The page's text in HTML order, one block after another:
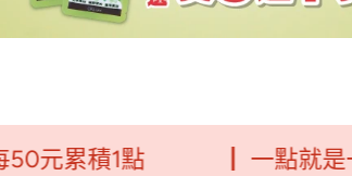
積1點 ┃ 一點就是一元